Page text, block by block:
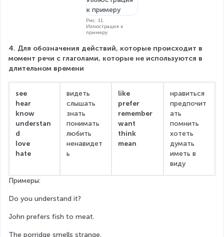
Рис. 11.
Иллюстрация к
примеру
4. Для обозначения действий, которые происходит в
момент речи с глаголами, которые не используются в
длительном времени
see
hear
know
understan
d
love
hate
видеть
слышать
знать
понимать
любить
ненавидет
ь
like
prefer
remember
want
think
mean
нравиться
предпочит
ать
помнить
хотеть
думать
иметь в
виду
Примеры:
Do you understand it?
John prefers fish to meat.
The porridge smells strange.